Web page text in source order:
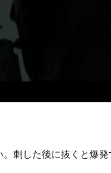
刺した後に抜くと爆発